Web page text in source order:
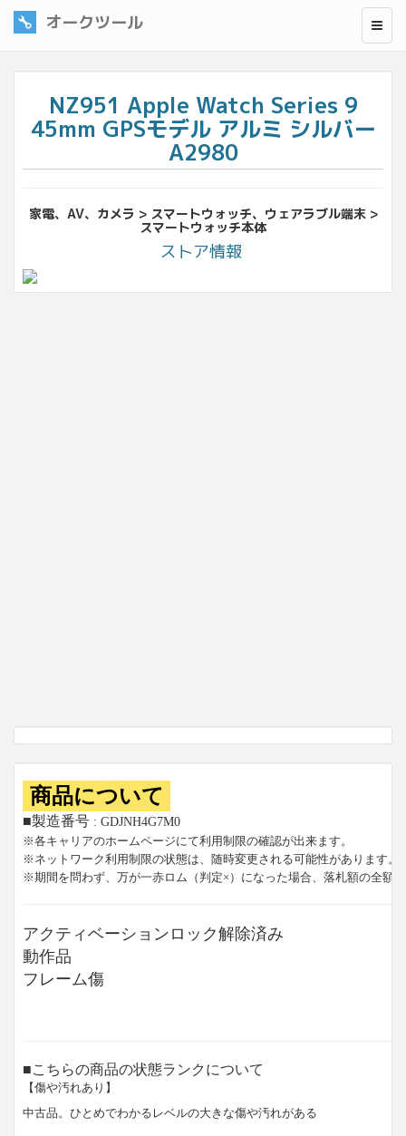
オークツール
NZ951 Apple Watch Series 9
45mm GPSモデル アルミ シルバー
A2980
家電、AV、カメラ > スマートウォッチ、ウェアラブル端末 >
スマートウォッチ本体
ストア情報
商品について
■製造番号 : GDJNH4G7M0
※各キャリアのホームページにて利用制限の確認が出来ます。
※ネットワーク利用制限の状態は、随時変更される可能性があります。
※期間を問わず、万が一赤ロム（判定×）になった場合、落札額の全額
アクティベーションロック解除済み
動作品
フレーム傷
■こちらの商品の状態ランクについて
【傷や汚れあり】
中古品。ひとめでわかるレベルの大きな傷や汚れがある